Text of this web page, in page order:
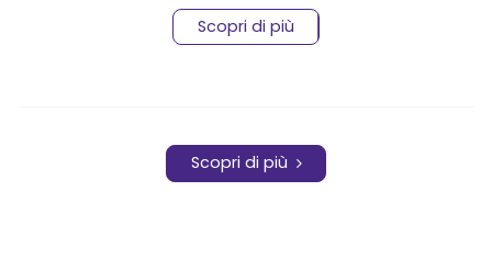
Scopri di più
Scopri di più